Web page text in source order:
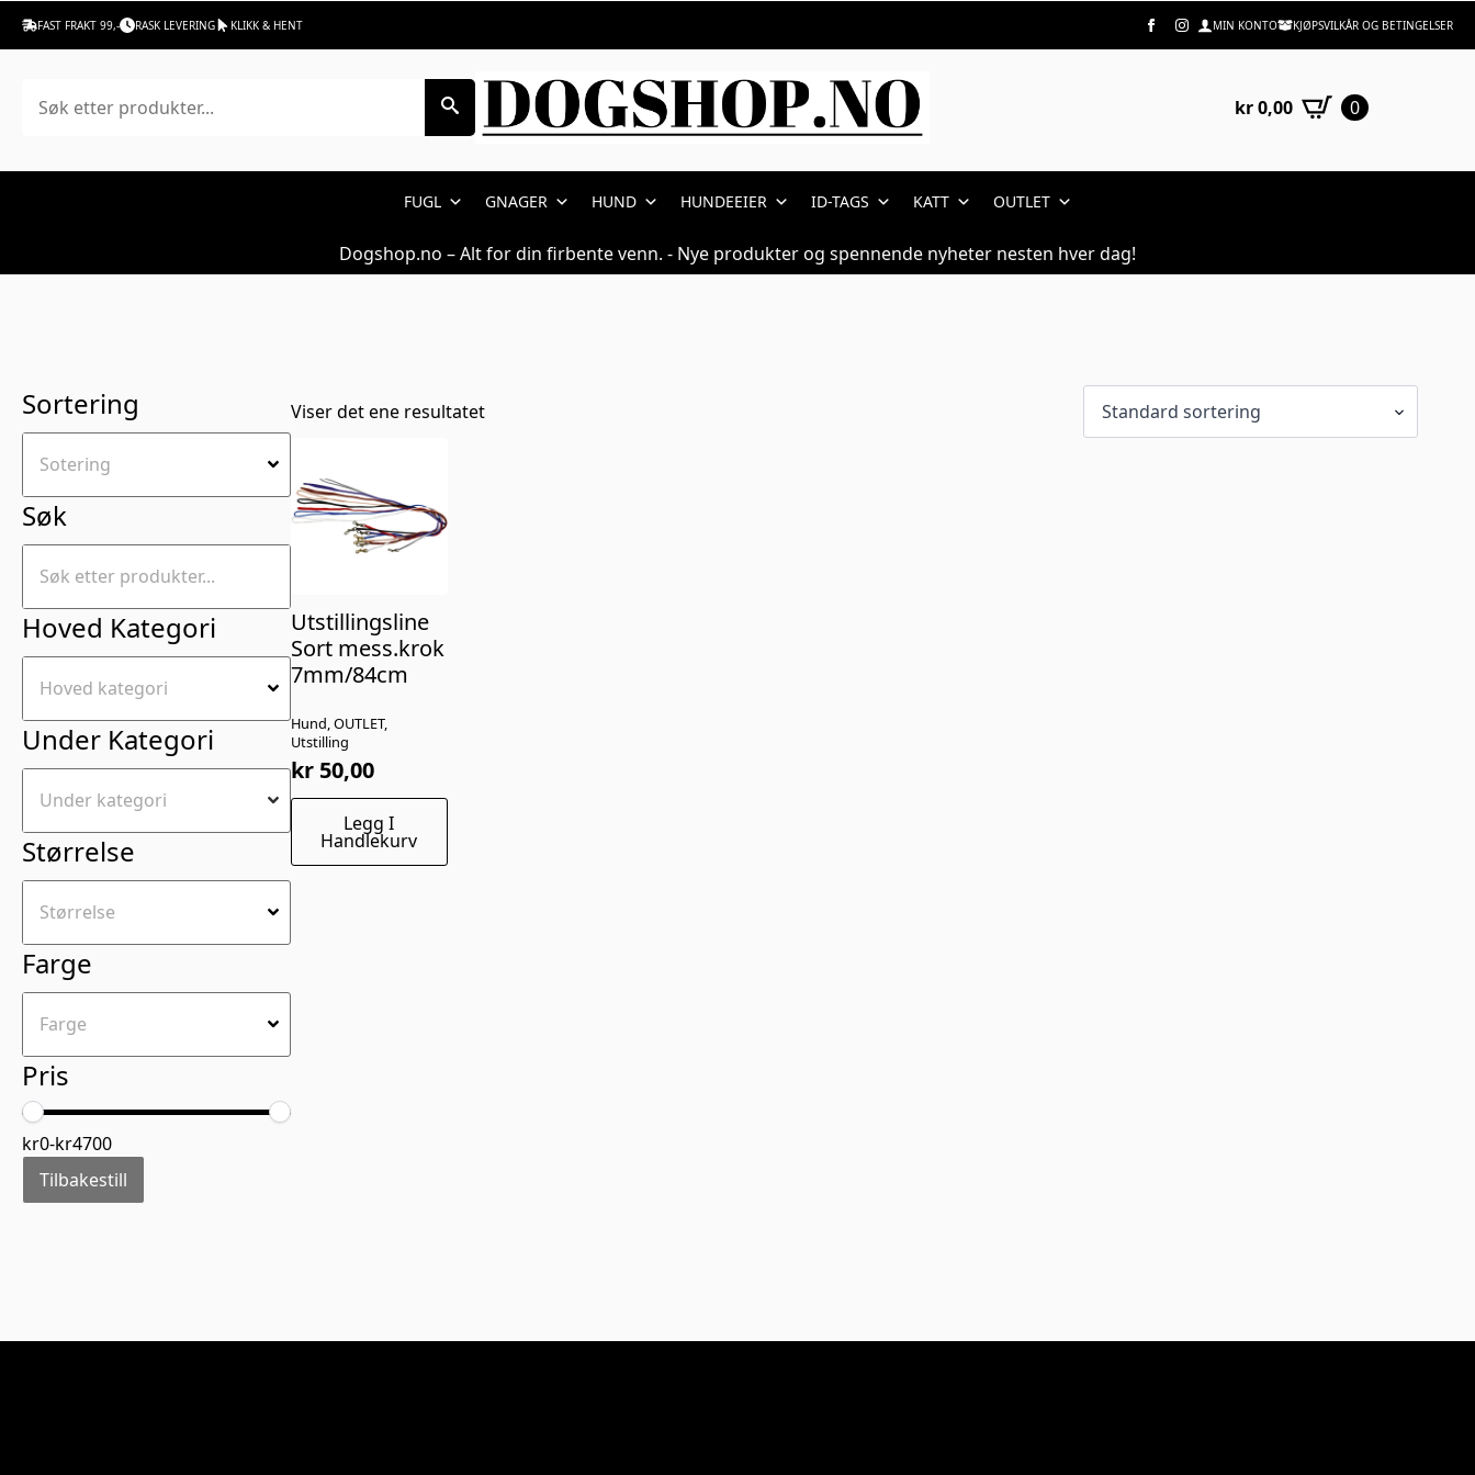
Utstilling til hund | Dogshop.no
FAST FRAKT 99,- RASK LEVERING KLIKK & HENT MIN KONTO KJØPSVILKÅR OG BETINGELSER
kr0,00 0
FUGL GNAGER HUND HUNDEEIER ID-TAGS KATT OUTLET
Dogshop.no – Alt for din firbente venn. - Nye produkter og spennende nyheter nesten hver dag!
Sortering
Søk
Hoved Kategori
Under Kategori
Størrelse
Farge
Pris
kr0-kr4700
Tilbakestill
Viser det ene resultatet
Hund, OUTLET,
Utstilling
Utstillingsline
Sort mess.krok
7mm/84cm
kr50,00
Legg I
Handlekurv